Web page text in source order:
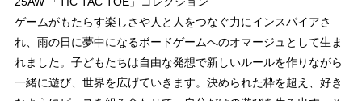
ゲームがもたらす楽しさや人と人をつなぐ力にインスパイアさ
れ、雨の日に夢中になるボードゲームへのオマージュとして生ま
れました。子どもたちは自由な発想で新しいルールを作りながら
一緒に遊び、世界を広げていきます。決められた枠を超え、好き